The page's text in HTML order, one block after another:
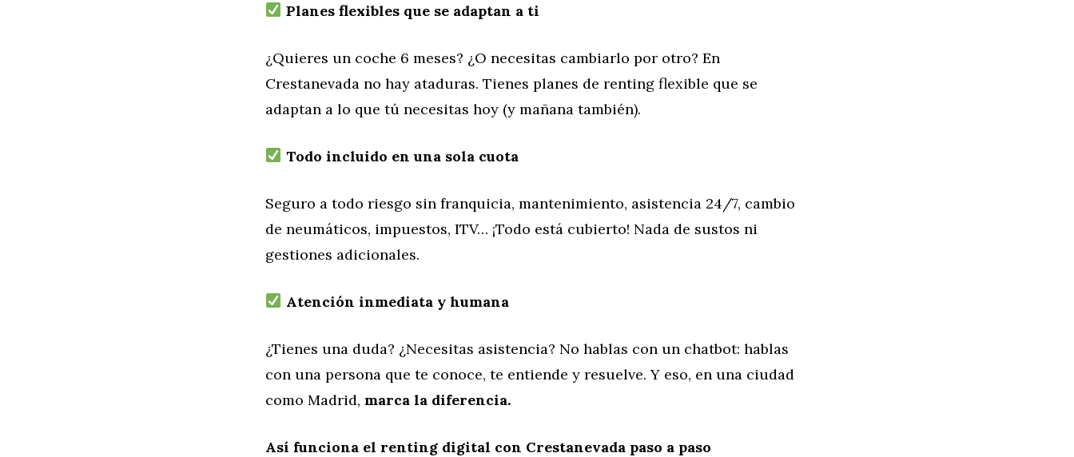
Planes flexibles que se adaptan a ti
¿Quieres un coche 6 meses? ¿O necesitas cambiarlo por otro? En
Crestanevada no hay ataduras. Tienes planes de renting flexible que se
adaptan a lo que tú necesitas hoy (y mañana también).
Todo incluido en una sola cuota
Seguro a todo riesgo sin franquicia, mantenimiento, asistencia 24/7, cambio
de neumáticos, impuestos, ITV… ¡Todo está cubierto! Nada de sustos ni
gestiones adicionales.
Atención inmediata y humana
¿Tienes una duda? ¿Necesitas asistencia? No hablas con un chatbot: hablas
con una persona que te conoce, te entiende y resuelve. Y eso, en una ciudad
como Madrid, marca la diferencia.
Así funciona el renting digital con Crestanevada paso a paso